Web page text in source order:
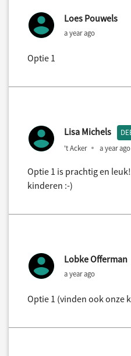
Loes Pouwels
a year ago
Optie 1
Lisa Michels
't Acker a year ago
Optie 1 is prachtig en
kinderen :-)
Lobke Offerman
a year ago
Optie 1 (vinden ook onze